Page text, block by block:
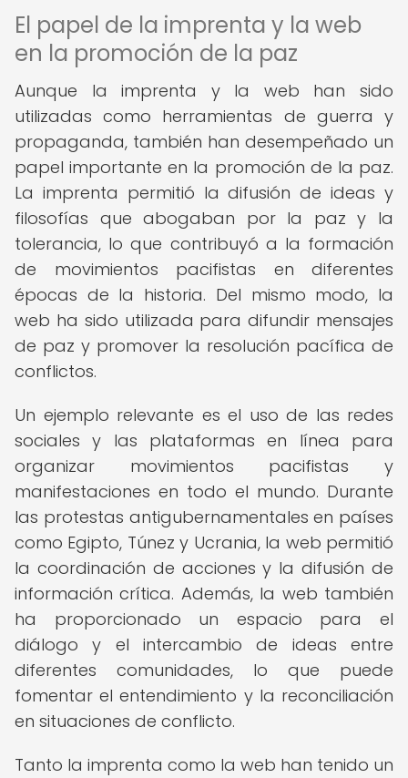
El papel de la imprenta y la web
en la promoción de la paz
Aunque la imprenta y la web han sido
utilizadas como herramientas de guerra y
propaganda, también han desempeñado un
papel importante en la promoción de la paz.
La imprenta permitió la difusión de ideas y
filosofías que abogaban por la paz y la
tolerancia, lo que contribuyó a la formación
de movimientos pacifistas en diferentes
épocas de la historia. Del mismo modo, la
web ha sido utilizada para difundir mensajes
de paz y promover la resolución pacífica de
conflictos.
Un ejemplo relevante es el uso de las redes
sociales y las plataformas en línea para
organizar movimientos pacifistas y
manifestaciones en todo el mundo. Durante
las protestas antigubernamentales en países
como Egipto, Túnez y Ucrania, la web permitió
la coordinación de acciones y la difusión de
información crítica. Además, la web también
ha proporcionado un espacio para el
diálogo y el intercambio de ideas entre
diferentes comunidades, lo que puede
fomentar el entendimiento y la reconciliación
en situaciones de conflicto.
Tanto la imprenta como la web han tenido un